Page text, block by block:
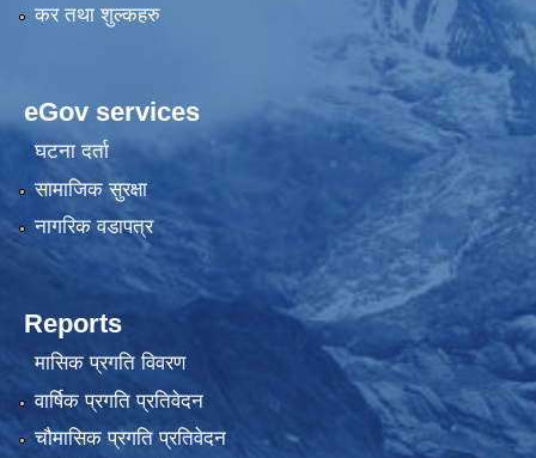
कर तथा शुल्कहरु
eGov services
घटना दर्ता
सामाजिक सुरक्षा
नागरिक वडापत्र
Reports
मासिक प्रगति विवरण
वार्षिक प्रगति प्रतिवेदन
चौमासिक प्रगति प्रतिवेदन